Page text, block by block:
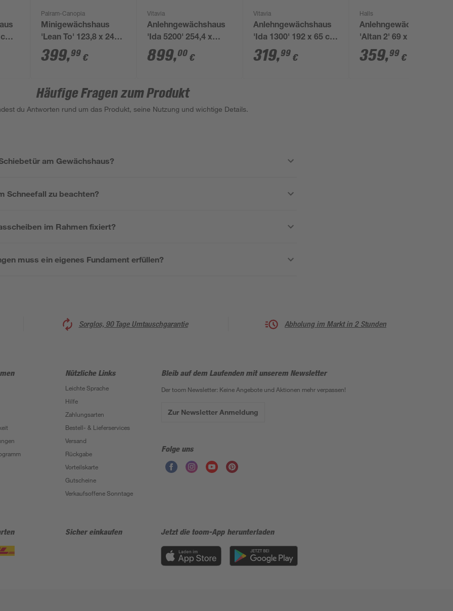
cm
Palram-Canopia
Minigewächshaus
'Lean To' 123,8 x 243,8
cm mit 4 mm
Hohlkammerplatten
399,99 €
Vitavia
Anlehngewächshaus
'Ida 5200' 254,4 x
190,1 cm mit 4 mm
Hohlkammerplatten
899,00 €
Vitavia
Anlehngewächshaus
'Ida 1300' 192 x 65 cm
mit 4 mm
Hohlkammerplatten
319,99 €
Halls
Anlehngewächshaus
'Altan 2' 69 x 132 cm
mit 4 mm
Doppelstegplatten
359,99 €
Häufige Fragen zum Produkt
du Antworten rund um das Produkt, seine Nutzung und wichtige Details.
am Gewächshaus?
Schneefall zu beachten?
im Rahmen fixiert?
muss ein eigenes Fundament erfüllen?
Sorglos, 90 Tage Umtauschgarantie Abholung im Markt in 2 Stunden
Nützliche Links
Leichte Sprache
Hilfe
Zahlungsarten
Bestell- & Lieferservices
Versand
Rückgabe
Vorteilskarte
Gutscheine
Verkaufsoffene Sonntage
Bleib auf dem Laufenden mit unserem Newsletter
Der toom Newsletter: Keine Angebote und Aktionen mehr verpassen!
Zur Newsletter Anmeldung
Folge uns
Sicher einkaufen Jetzt die toom-App herunterladen